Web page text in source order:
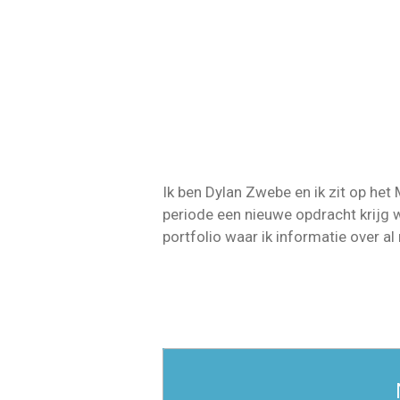
Ik ben Dylan Zwebe en ik zit op
periode een nieuwe opdracht krijg
portfolio waar ik informatie over al